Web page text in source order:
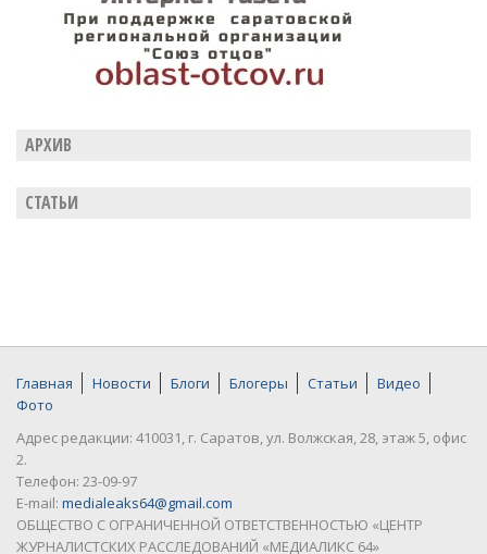
АРХИВ
СТАТЬИ
Главная Новости Блоги Блогеры Статьи
Видео
Фото
Адрес редакции: 410031, г. Саратов, ул. Волжская, 28, этаж 5, офис
2.
Телефон: 23-09-97
E-mail: medialeaks64@gmail.com
ОБЩЕСТВО С ОГРАНИЧЕННОЙ ОТВЕТСТВЕННОСТЬЮ «ЦЕНТР
ЖУРНАЛИСТСКИХ РАССЛЕДОВАНИЙ «МЕДИАЛИКС 64»